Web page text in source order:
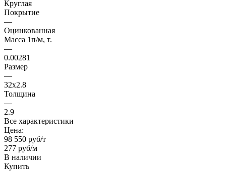
Круглая
Покрытие
—
Оцинкованная
Масса 1п/м, т.
—
0.00281
Размер
—
32х2.8
Толщина
—
2.9
Все характеристики
Цена:
98 550 руб/т
277 руб/м
В наличии
Купить